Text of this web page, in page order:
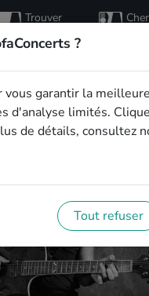
Trouver
hôtes ?
garantir la
d'analyse limités.
de détails, consultez
Tout refuser